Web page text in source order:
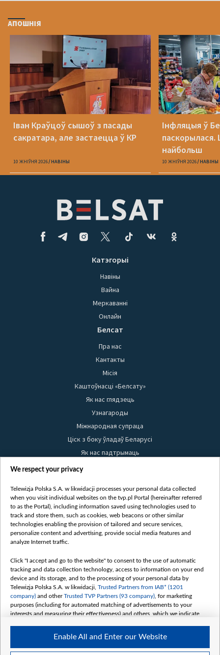
АПОШНІЯ
Іван Краўцоў сышоў з пасады
сакратара, але застаецца ў КР
10 ЖНІЎНЯ 2026 НАВІНЫ
Інфляцыя ў
найбольш
10 ЖНІЎНЯ 2026 НАВІНЫ
Катэгорыі
Навіны
Вайна
Меркаванні
Онлайн
Белсат
Пра нас
Кантакты
Місія
Каштоўнасці «Белсату»
Як нас глядзець
Узнагароды
Міжнародная супраца
Ціск з боку ўладаў Беларусі
Як нас падтрымаць
Правілы выкарыстання матэрыялаў
Бяспека
Youtube
Белсат news
Белсат Shorts
Жэстачайшы мульт
Belsat English
Biełsat PL
Белсат Now
Белсат History
Белсат Music
Белсат Doc
We respect your privacy
Telewizja Polska S.A. w likwidacji processes your personal data collected
when you visit individual websites on the tvp.pl Portal (hereinafter referred
to as the Portal), including information saved using technologies used to
track and store them, such as cookies, web beacons or other similar
technologies enabling the provision of tailored and secure services,
personalize content and advertising, provide social media features and
analyze Internet traffic.
Click "I accept and go to the website" to consent to the use of automatic
tracking and data collection technology, access to information on your end
device and its storage, and to the processing of your personal data by
Telewizja Polska S.A. w likwidacji, Trusted Partners from IAB* (1201
company) and otherTrusted TVP Partners (93 company) , for marketing
purposes (including for automated matching of advertisements to your
interests and measuring their effectiveness) and others, which we indicate
The purposes of processing your data by TVP S.A. w likwidacji are as
follows:
Enable All and Enter our Website